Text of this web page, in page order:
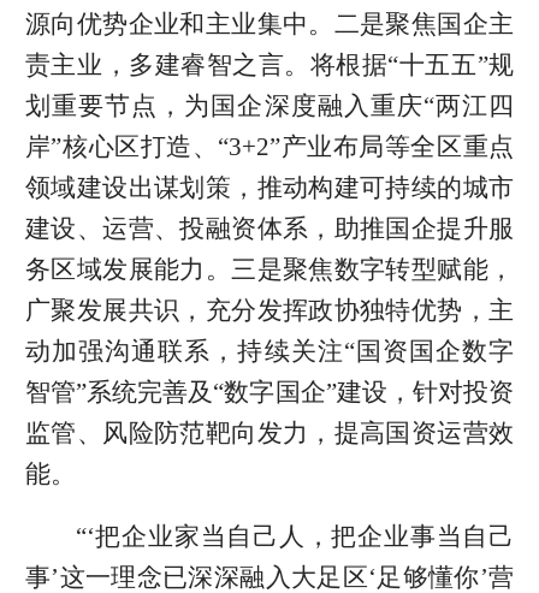
源向优势企业和主业集中。二是聚焦国企主
责主业，多建睿智之言。将根据“十五五”规
划重要节点，为国企深度融入重庆“两江四
岸”核心区打造、“3+2”产业布局等全区重点
领域建设出谋划策，推动构建可持续的城市
建设、运营、投融资体系，助推国企提升服
务区域发展能力。三是聚焦数字转型赋能，
广聚发展共识，充分发挥政协独特优势，主
动加强沟通联系，持续关注“国资国企数字
智管”系统完善及“数字国企”建设，针对投资
监管、风险防范靶向发力，提高国资运营效
能。
“‘把企业家当自己人，把企业事当自己
事’这一理念已深深融入大足区‘足够懂你’营